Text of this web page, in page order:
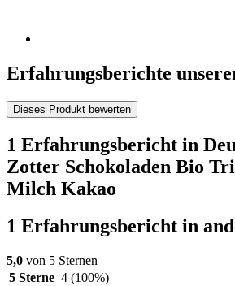
Erfahrungsberichte
Dieses Produkt bewerten
1 Erfahrungsbericht in
Zotter Schokoladen Bio
Milch Kakao
1 Erfahrungsbericht in
5,0 von 5 Sternen
5 Sterne 4 (100%)